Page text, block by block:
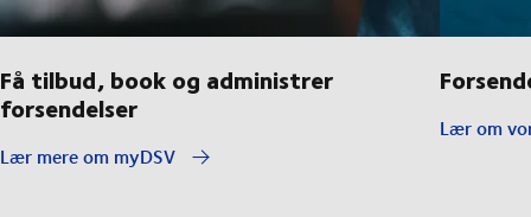
Få tilbud, book og administrer
forsendelser
Lær mere om myDSV
Lær om